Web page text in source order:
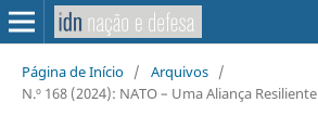
Página de Início / Arquivos /
N.º 168 (2024): NATO – Uma Aliança Resiliente